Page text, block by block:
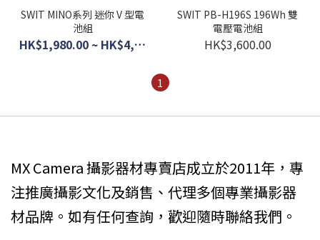
SWIT MINO系列 迷你 V 型電
池組
HK$1,980.00 ~ HK$4,280.00
SWIT PB-H196S 196Wh 雙
電壓電池組
HK$3,600.00
1
MX Camera 攝影器材專賣店成立於2011年，專
注推廣攝影文化及銷售、代理多個專業攝影器
材品牌。如有任何查詢，歡迎隨時聯絡我們。